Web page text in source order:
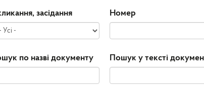
засідання Номер
по назві документу Пошук у тексті